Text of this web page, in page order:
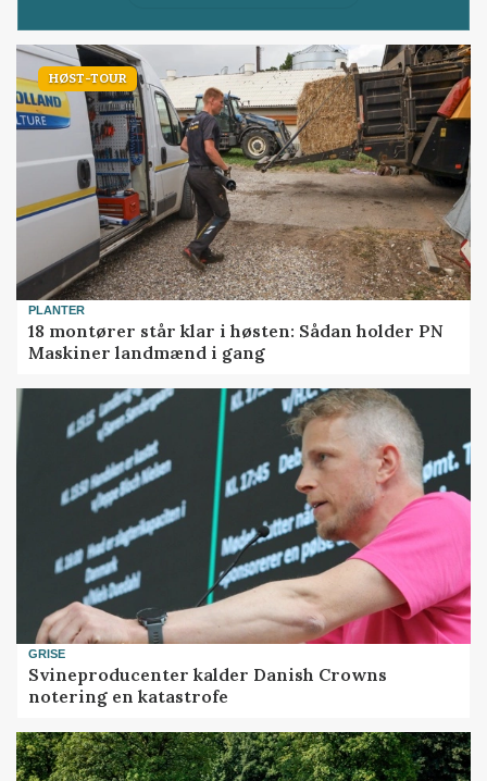
HØST-TOUR
PLANTER
18 montører står klar i høsten: Sådan holder PN
Maskiner landmænd i gang
GRISE
Svineproducenter kalder Danish Crowns
notering en katastrofe